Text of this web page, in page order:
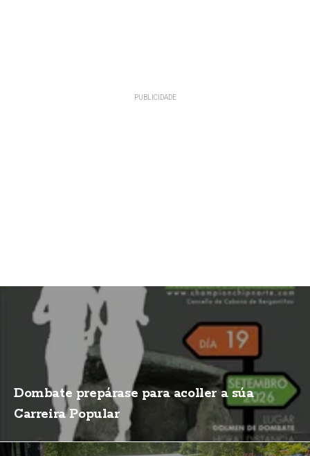
Dombate prepárase para acoller a súa
Carreira Popular